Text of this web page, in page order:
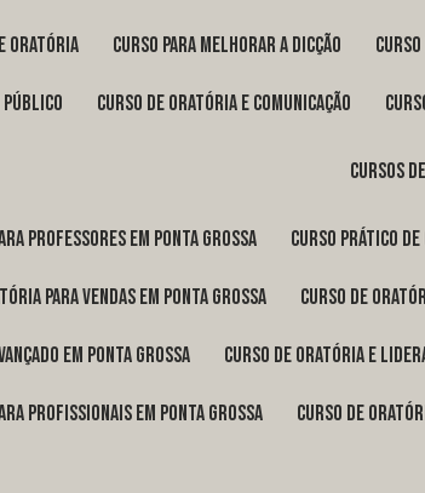
e oratória curso para melhorar a dicção
público curso de oratória e comunicação
cursos
professores em Ponta Grossa curso prático
para vendas em Ponta Grossa curso de
em Ponta Grossa curso de oratória e
profissionais em Ponta Grossa curso de